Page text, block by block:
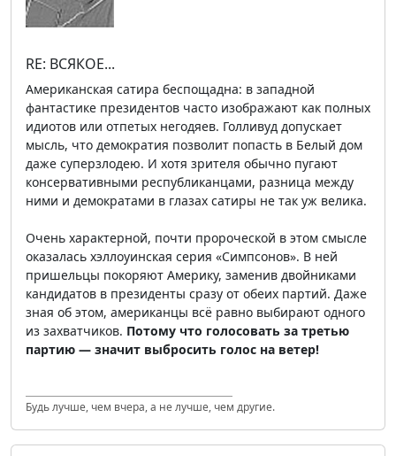
RE: ВСЯКОЕ...
Американская сатира беспощадна: в западной
фантастике президентов часто изображают как полных
идиотов или отпетых негодяев. Голливуд допускает
мысль, что демократия позволит попасть в Белый дом
даже суперзлодею. И хотя зрителя обычно пугают
консервативными республиканцами, разница между
ними и демократами в глазах сатиры не так уж велика.
Очень характерной, почти пророческой в этом смысле
оказалась хэллоуинская серия «Симпсонов». В ней
пришельцы покоряют Америку, заменив двойниками
кандидатов в президенты сразу от обеих партий. Даже
зная об этом, американцы всё равно выбирают одного
из захватчиков. Потому что голосовать за третью
партию — значит выбросить голос на ветер!
Будь лучше, чем вчера, а не лучше, чем другие.